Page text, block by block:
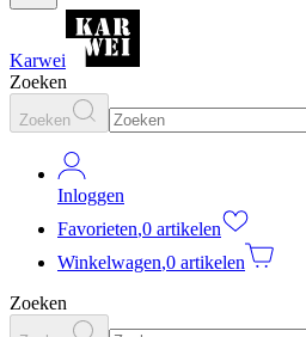
Karwei
Zoeken
Zoeken
Inloggen
Favorieten,0 artikelen
Winkelwagen,0 artikelen
Zoeken